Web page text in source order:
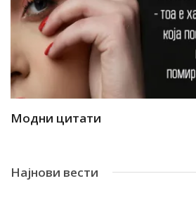
Модни цитати
Најнови вести